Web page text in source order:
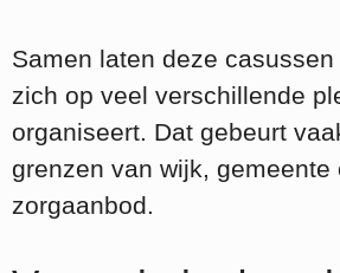
Samen laten deze
zich op veel verschillende
organiseert. Dat gebeurt
grenzen van wijk, gemeente
zorgaanbod.